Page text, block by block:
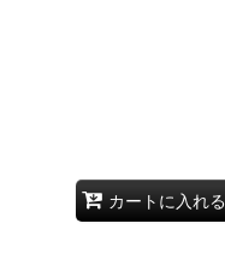
カートに入れる